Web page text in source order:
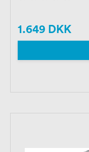
1.649 DKK